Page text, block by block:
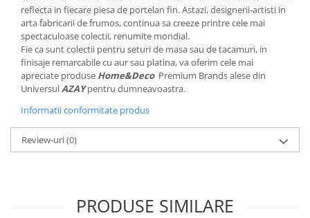
KINGSLEY
SERENDIPITY GOLD
SERENDIPITY PLATINUM
CHELSEA
MEDICEA
BLUE LILY
HIBISCUS
ANTHEMION GREY
reflecta in fiecare piesa de portelan fin. Astazi, designerii-artisti in
arta fabricarii de frumos, continua sa creeze printre cele mai
spectaculoase colectii, renumite mondial.
Fie ca sunt colectii pentru seturi de masa sau de tacamuri, in
finisaje remarcabile cu aur sau platina, va oferim cele mai
apreciate produse Home&DecoPremium Brands alese din
UniversulAZAY pentru dumneavoastra.
Informatii conformitate produs
Review-uri(0)
PRODUSE SIMILARE